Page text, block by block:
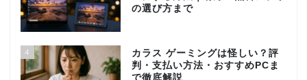
の選び方まで
4
カラス ゲーミングは怪しい？評
判・支払い方法・おすすめPCま
で徹底解説